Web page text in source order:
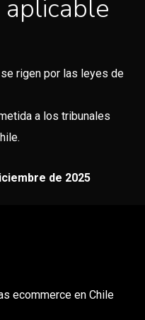
aplicable
rigen por las leyes de
a los tribunales
de 2025
ecommerce en Chile